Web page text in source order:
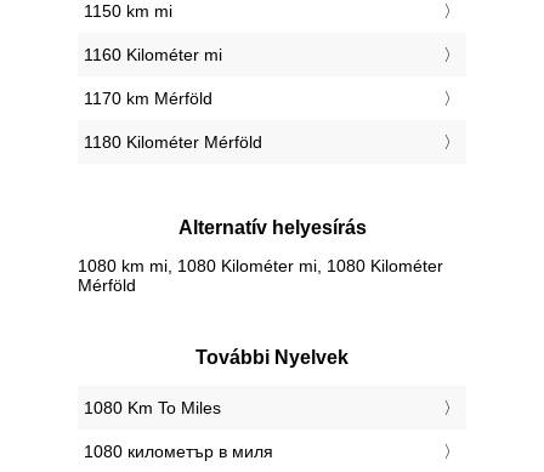
1150 km mi
1160 Kilométer mi
1170 km Mérföld
1180 Kilométer Mérföld
Alternatív helyesírás
1080 km mi, 1080 Kilométer mi, 1080 Kilométer
Mérföld
További Nyelvek
‎1080 Km To Miles
‎1080 километър в миля